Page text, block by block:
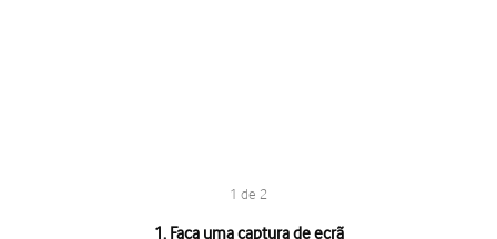
1 de 2
1. Faça uma captura de ecrã